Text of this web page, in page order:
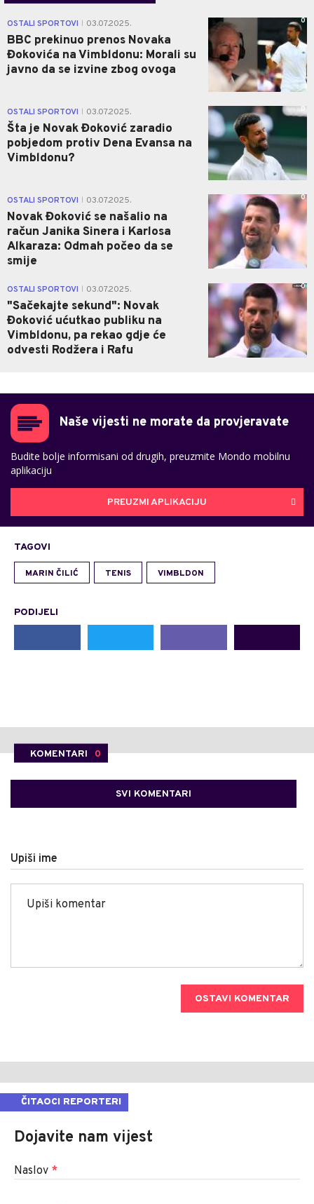
OSTALI SPORTOVI 03.07.2025.
BBC prekinuo prenos Novaka
Đokovića na Vimbldonu: Morali su
javno da se izvine zbog ovoga
0
OSTALI SPORTOVI 03.07.2025.
Šta je Novak Đoković zaradio
pobjedom protiv Dena Evansa na
Vimbldonu?
0
OSTALI SPORTOVI 03.07.2025.
Novak Đoković se našalio na
račun Janika Sinera i Karlosa
Alkaraza: Odmah počeo da se
smije
0
OSTALI SPORTOVI 03.07.2025.
"Sačekajte sekund": Novak
Đoković ućutkao publiku na
Vimbldonu, pa rekao gdje će
odvesti Rodžera i Rafu
0
Naše vijesti ne morate da provjeravate
Budite bolje informisani od drugih, preuzmite Mondo mobilnu
aplikaciju
PREUZMI APLIKACIJU
TAGOVI
MARIN ČILIĆ TENIS VIMBLDON
PODIJELI
KOMENTARI 0
SVI KOMENTARI
Upiši ime
OSTAVI KOMENTAR
ČITAOCI REPORTERI
Dojavite nam vijest
Naslov *